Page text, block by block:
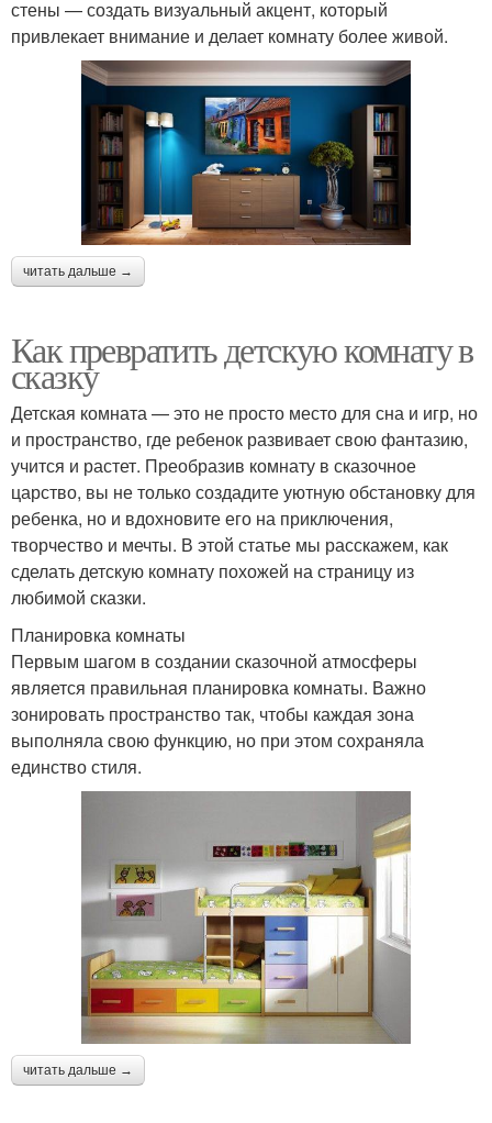
стены — создать визуальный акцент, который
привлекает внимание и делает комнату более живой.
читать дальше →
Как превратить детскую комнату в
сказку
Детская комната — это не просто место для сна и игр, но
и пространство, где ребенок развивает свою фантазию,
учится и растет. Преобразив комнату в сказочное
царство, вы не только создадите уютную обстановку для
ребенка, но и вдохновите его на приключения,
творчество и мечты. В этой статье мы расскажем, как
сделать детскую комнату похожей на страницу из
любимой сказки.
Планировка комнаты
Первым шагом в создании сказочной атмосферы
является правильная планировка комнаты. Важно
зонировать пространство так, чтобы каждая зона
выполняла свою функцию, но при этом сохраняла
единство стиля.
читать дальше →